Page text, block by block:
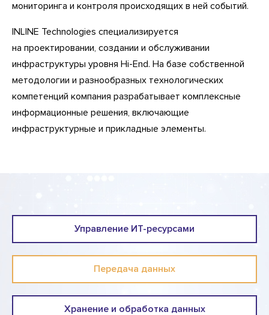
мониторинга и контроля происходящих в ней событий.
INLINE Technologies специализируется
на проектировании, создании и обслуживании
инфраструктуры уровня Hi-End. На базе собственной
методологии и разнообразных технологических
компетенций компания разрабатывает комплексные
информационные решения, включающие
инфраструктурные и прикладные элементы.
Управление ИТ-ресурсами
Передача данных
Хранение и обработка данных